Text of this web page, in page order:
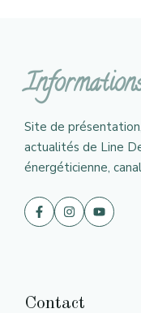
Site de
actualités de Line
énergéticienne,
Contact